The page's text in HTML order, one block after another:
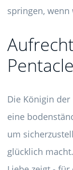
springen,
Die Königin
eine
um
glücklich